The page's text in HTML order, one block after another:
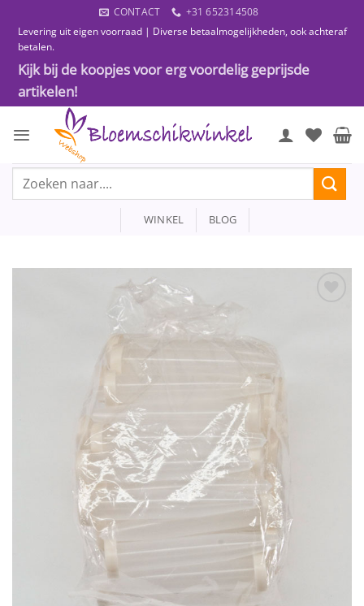
naar
inhoud
CONTACT
+31 652314508
Levering uit eigen voorraad | Diverse betaalmogelijkheden, ook achteraf
betalen.
Kijk bij de koopjes voor erg voordelig geprijsde
artikelen!
Zoeken
WINKEL BLOG